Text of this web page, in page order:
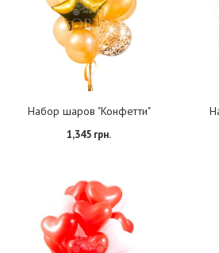
Набор шаров "Конфетти"
1,345 грн.